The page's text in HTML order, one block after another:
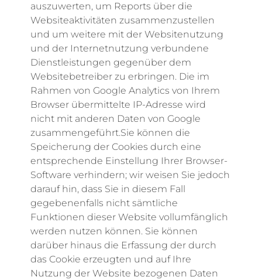
auszuwerten, um Reports über die
Websiteaktivitäten zusammenzustellen
und um weitere mit der Websitenutzung
und der Internetnutzung verbundene
Dienstleistungen gegenüber dem
Websitebetreiber zu erbringen. Die im
Rahmen von Google Analytics von Ihrem
Browser übermittelte IP-Adresse wird
nicht mit anderen Daten von Google
zusammengeführt.Sie können die
Speicherung der Cookies durch eine
entsprechende Einstellung Ihrer Browser-
Software verhindern; wir weisen Sie jedoch
darauf hin, dass Sie in diesem Fall
gegebenenfalls nicht sämtliche
Funktionen dieser Website vollumfänglich
werden nutzen können. Sie können
darüber hinaus die Erfassung der durch
das Cookie erzeugten und auf Ihre
Nutzung der Website bezogenen Daten